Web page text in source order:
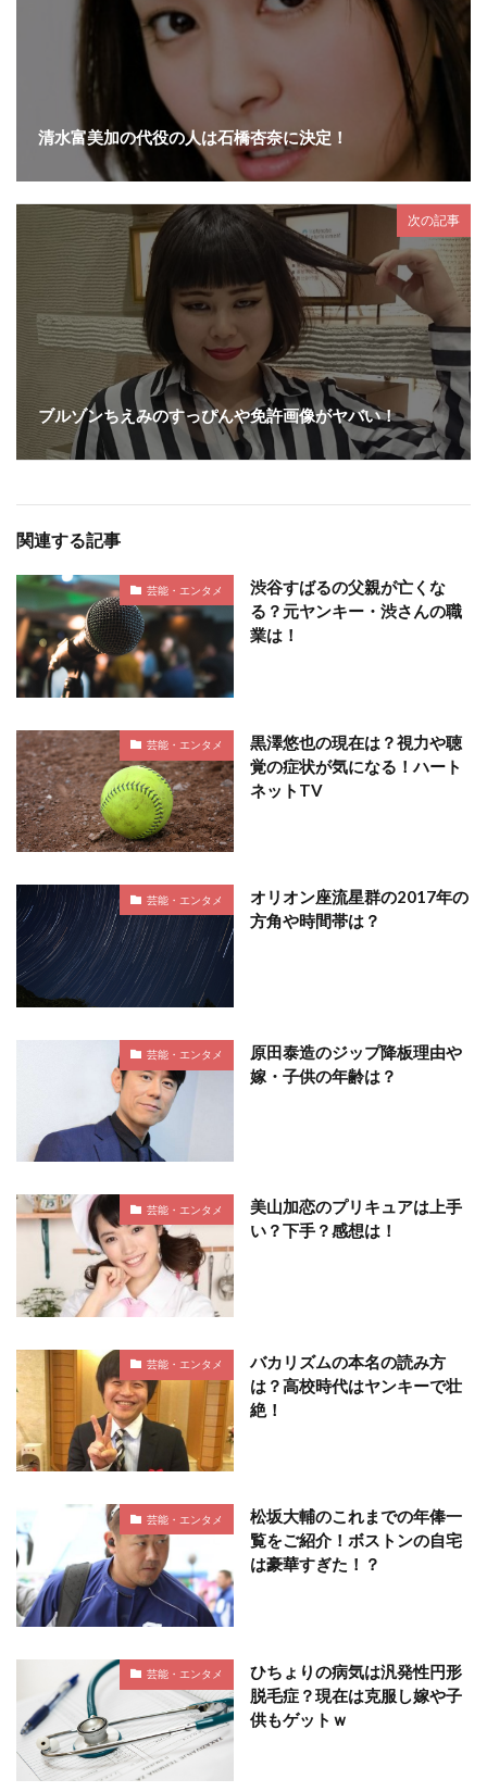
清水富美加の代役の人は石橋杏奈に決定！
次の記事
ブルゾンちえみのすっぴんや免許画像がヤバい！
関連する記事
芸能・エンタメ
渋谷すばるの父親が亡くな
る？元ヤンキー・渋さんの職
業は！
芸能・エンタメ
黒澤悠也の現在は？視力や聴
覚の症状が気になる！ハート
ネットTV
芸能・エンタメ
オリオン座流星群の2017年の
方角や時間帯は？
芸能・エンタメ
原田泰造のジップ降板理由や
嫁・子供の年齢は？
芸能・エンタメ
美山加恋のプリキュアは上手
い？下手？感想は！
芸能・エンタメ
バカリズムの本名の読み方
は？高校時代はヤンキーで壮
絶！
芸能・エンタメ
松坂大輔のこれまでの年俸一
覧をご紹介！ボストンの自宅
は豪華すぎた！？
芸能・エンタメ
ひちょりの病気は汎発性円形
脱毛症？現在は克服し嫁や子
供もゲットｗ